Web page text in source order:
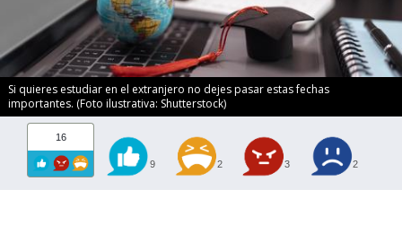
Si quieres estudiar en el extranjero no dejes pasar estas fechas
importantes. (Foto ilustrativa: Shutterstock)
16
9 2 3 2